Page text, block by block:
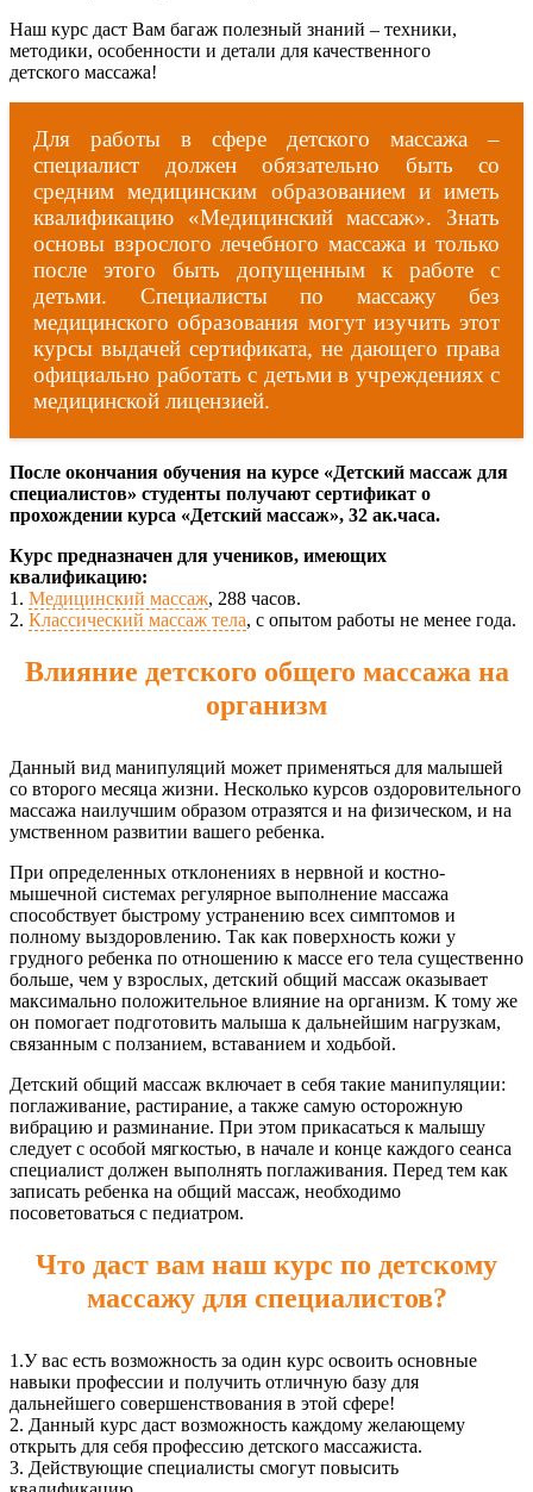
Наш курс даст Вам багаж полезный знаний – техники,
методики, особенности и детали для качественного
детского массажа!
Для работы в сфере детского массажа –
специалист должен обязательно быть со
средним медицинским образованием и иметь
квалификацию «Медицинский массаж». Знать
основы взрослого лечебного массажа и только
после этого быть допущенным к работе с
детьми. Специалисты по массажу без
медицинского образования могут изучить этот
курсы выдачей сертификата, не дающего права
официально работать с детьми в учреждениях с
медицинской лицензией.
После окончания обучения на курсе «Детский массаж для
специалистов» студенты получают сертификат о
прохождении курса «Детский массаж», 32 ак.часа.
Курс предназначен для учеников, имеющих
квалификацию:
1. Медицинский массаж, 288 часов.
2. Классический массаж тела, с опытом работы не менее года.
Влияние детского общего массажа на
организм
Данный вид манипуляций может применяться для малышей
со второго месяца жизни. Несколько курсов оздоровительного
массажа наилучшим образом отразятся и на физическом, и на
умственном развитии вашего ребенка.
При определенных отклонениях в нервной и костно-
мышечной системах регулярное выполнение массажа
способствует быстрому устранению всех симптомов и
полному выздоровлению. Так как поверхность кожи у
грудного ребенка по отношению к массе его тела существенно
больше, чем у взрослых, детский общий массаж оказывает
максимально положительное влияние на организм. К тому же
он помогает подготовить малыша к дальнейшим нагрузкам,
связанным с ползанием, вставанием и ходьбой.
Детский общий массаж включает в себя такие манипуляции:
поглаживание, растирание, а также самую осторожную
вибрацию и разминание. При этом прикасаться к малышу
следует с особой мягкостью, в начале и конце каждого сеанса
специалист должен выполнять поглаживания. Перед тем как
записать ребенка на общий массаж, необходимо
посоветоваться с педиатром.
Что даст вам наш курс по детскому
массажу для специалистов?
1.У вас есть возможность за один курс освоить основные
навыки профессии и получить отличную базу для
дальнейшего совершенствования в этой сфере!
2. Данный курс даст возможность каждому желающему
открыть для себя профессию детского массажиста.
3. Действующие специалисты смогут повысить